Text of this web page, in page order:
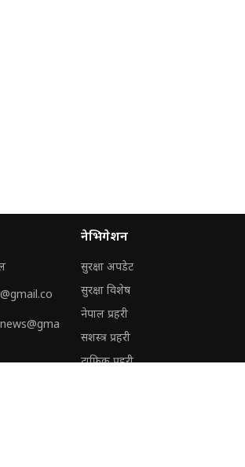
नेभिगेशन
सुरक्षा अपडेट
सुरक्षा विशेष
नेपाल प्रहरी
सशस्त्र प्रहरी
ट्राफिक प्रहरी